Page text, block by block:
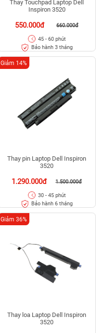
Thay Touchpad Laptop Dell
Inspiron 3520
550.000đ 660.000đ
45 - 60 phút
Bảo hành 3 tháng
Thay pin Laptop Dell Inspiron
3520
1.290.000đ 1.500.000đ
Giảm 14%
30 - 45 phút
Bảo hành 6 tháng
Thay loa Laptop Dell Inspiron
3520
Giảm 36%